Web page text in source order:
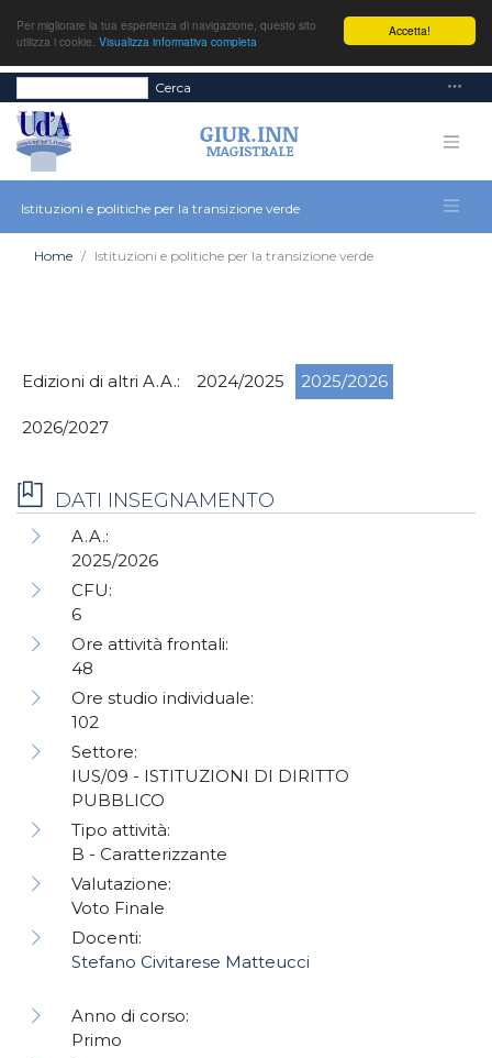
Accetta!
Per migliorare la tua esperienza di navigazione, questo sito
utilizza i cookie. Visualizza informativa completa
Cerca
Istituzioni e politiche per la transizione verde
Home Istituzioni e politiche per la transizione verde
Edizioni di altri A.A.: 2024/2025 2025/2026
2026/2027
DATI INSEGNAMENTO
A.A.:
2025/2026
CFU:
6
Ore attività frontali:
48
Ore studio individuale:
102
Settore:
IUS/09 - ISTITUZIONI DI DIRITTO
PUBBLICO
Tipo attività:
B - Caratterizzante
Valutazione:
Voto Finale
Docenti:
Stefano Civitarese Matteucci
Anno di corso:
Primo